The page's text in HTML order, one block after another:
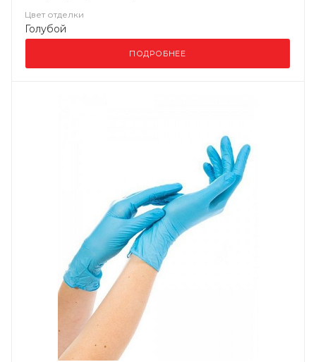
Цвет отделки
Голубой
ПОДРОБНЕЕ